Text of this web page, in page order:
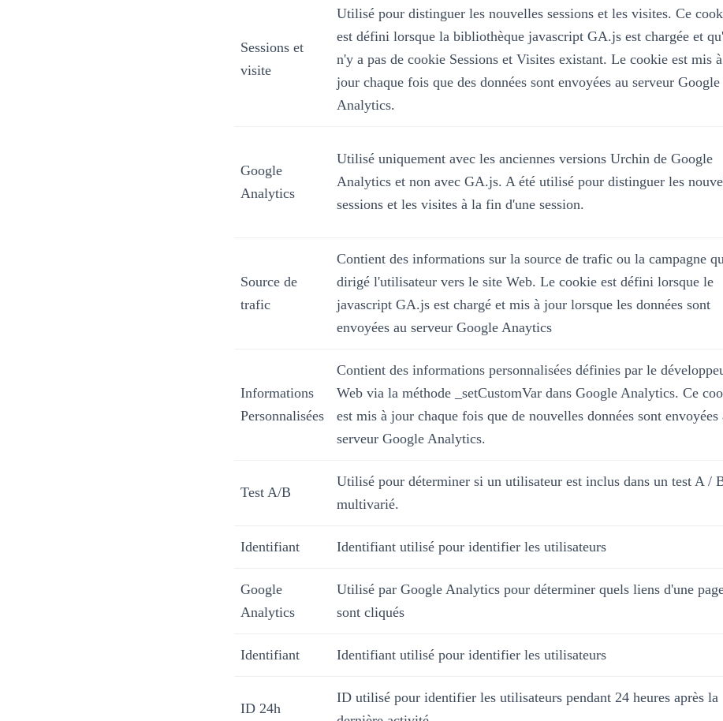
Sessions et
visite
Utilisé pour distinguer les nouvelles sessions et les visites. Ce
est défini lorsque la bibliothèque javascript GA.js est chargée et
n'y a pas de cookie Sessions et Visites existant. Le cookie est mis à
jour chaque fois que des données sont envoyées au serveur Google
Analytics.
Google
Analytics
Utilisé uniquement avec les anciennes versions Urchin de Google
Analytics et non avec GA.js. A été utilisé pour distinguer les
sessions et les visites à la fin d'une session.
Source de
trafic
Contient des informations sur la source de trafic ou la campagne
dirigé l'utilisateur vers le site Web. Le cookie est défini lorsque le
javascript GA.js est chargé et mis à jour lorsque les données sont
envoyées au serveur Google Anaytics
Informations
Personnalisées
Contient des informations personnalisées définies par le
Web via la méthode _setCustomVar dans Google Analytics. Ce
est mis à jour chaque fois que de nouvelles données sont envoyées
serveur Google Analytics.
Test A/B
Utilisé pour déterminer si un utilisateur est inclus dans un test A /
multivarié.
Identifiant Identifiant utilisé pour identifier les utilisateurs
Google
Analytics
Utilisé par Google Analytics pour déterminer quels liens d'une
sont cliqués
Identifiant Identifiant utilisé pour identifier les utilisateurs
ID 24h
ID utilisé pour identifier les utilisateurs pendant 24 heures après la